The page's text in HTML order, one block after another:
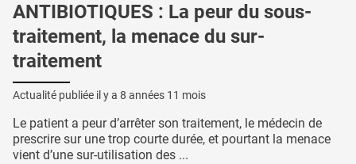
ANTIBIOTIQUES : La peur du sous-
traitement, la menace du sur-
traitement
Actualité publiée il y a 8 années 11 mois
Le patient a peur d’arrêter son traitement, le médecin de
prescrire sur une trop courte durée, et pourtant la menace
vient d’une sur-utilisation des ...